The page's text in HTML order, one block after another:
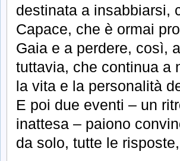
destinata a insabbiarsi,
Capace, che è ormai
Gaia e a perdere, così,
tuttavia, che continua a
la vita e la personalità
E poi due eventi – un
inattesa – paiono
da solo, tutte le